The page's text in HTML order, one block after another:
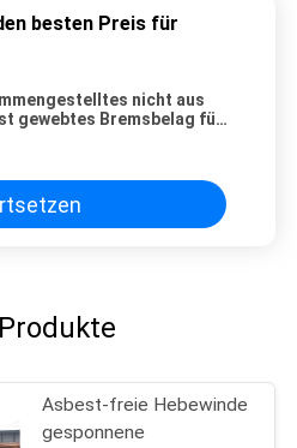
besten Preis für
nicht aus
gewebtes Bremsbelag für
Asbest-freie Hebewinde
gesponnene